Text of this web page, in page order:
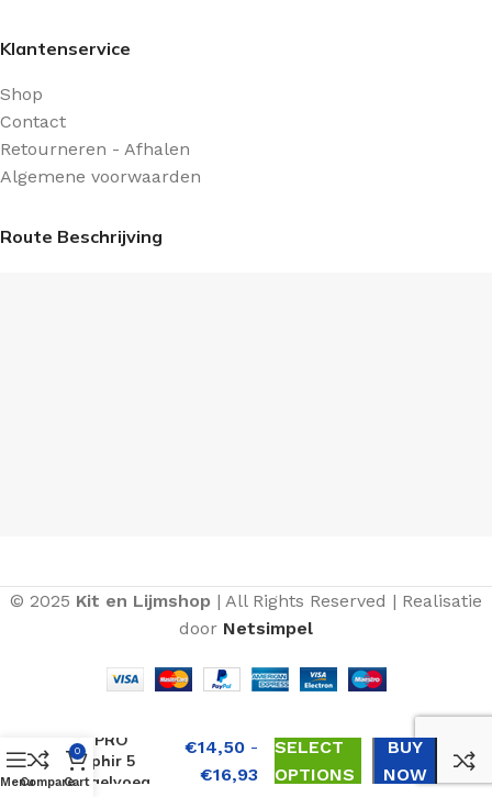
Klantenservice
Shop
Contact
Retourneren - Afhalen
Algemene voorwaarden
Route Beschrijving
© 2025 Kit en Lijmshop | All Rights Reserved | Realisatie
door Netsimpel
SOPRO
Saphir 5
Tegelvoeg
€14,50 -
€16,93
SELECT
OPTIONS
BUY
NOW
MenuCompare
0
Cart